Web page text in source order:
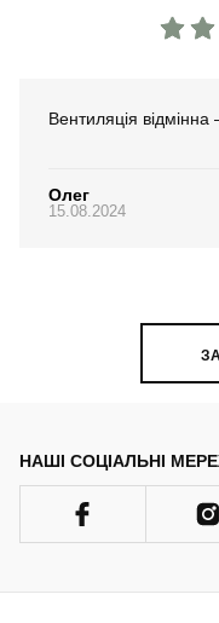
Вентиляція відмінна
Олег
15.08.2024
НАШІ СОЦІАЛЬНІ